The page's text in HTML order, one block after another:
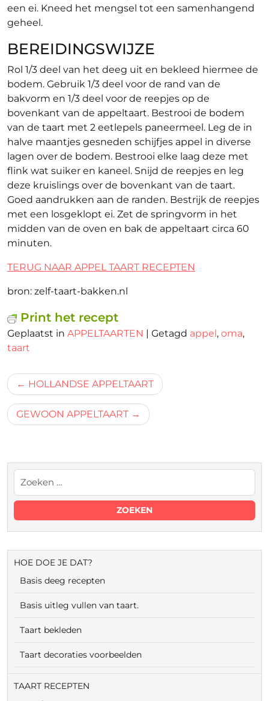
een ei. Kneed het mengsel tot een samenhangend
geheel.
BEREIDINGSWIJZE
Rol 1/3 deel van het deeg uit en bekleed hiermee de
bodem. Gebruik 1/3 deel voor de rand van de
bakvorm en 1/3 deel voor de reepjes op de
bovenkant van de appeltaart. Bestrooi de bodem
van de taart met 2 eetlepels paneermeel. Leg de in
halve maantjes gesneden schijfjes appel in diverse
lagen over de bodem. Bestrooi elke laag deze met
flink wat suiker en kaneel. Snijd de reepjes en leg
deze kruislings over de bovenkant van de taart.
Goed aandrukken aan de randen. Bestrijk de reepjes
met een losgeklopt ei. Zet de springvorm in het
midden van de oven en bak de appeltaart circa 60
minuten.
TERUG NAAR APPEL TAART RECEPTEN
bron: zelf-taart-bakken.nl
Print het recept
Geplaatst in APPELTAARTEN | Getagd appel, oma,
taart
Bericht
navigatie
HOLLANDSE APPELTAART
GEWOON APPELTAART
HOE DOE JE DAT?
Basis deeg recepten
Basis uitleg vullen van taart.
Taart bekleden
Taart decoraties voorbeelden
TAART RECEPTEN